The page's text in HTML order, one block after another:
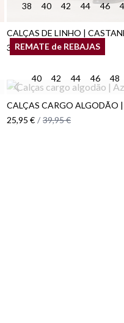
38 40 42 44 46
CALÇAS DE LINHO |
39,95 €
REMATE de REBAJAS
40 42 44 46 48
CALÇAS CARGO ALGODÃO
25,95 € / 39,95 €